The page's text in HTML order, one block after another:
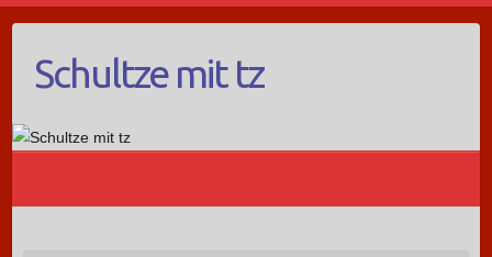
Schultze mit tz